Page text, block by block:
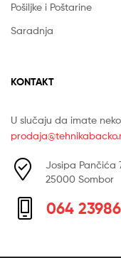
Pošiljke i Poštarine
Saradnja
KONTAKT
U slučaju da imate
Josipa Pančića
25000 Sombor
064